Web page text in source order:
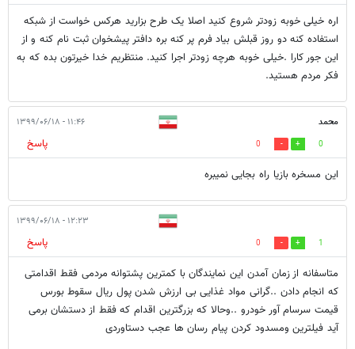
اره خیلی خوبه زودتر شروع کنید اصلا یک طرح بزارید هرکس خواست از شبکه
استفاده کنه دو روز قبلش بیاد فرم پر کنه بره دافتر پیشخوان ثبت نام کنه و از
این جور کارا .خیلی خوبه هرچه زودتر اجرا کنید. منتظریم خدا خیرتون بده که به
فکر مردم هستید.
محمد ۱۱:۴۶ - ۱۳۹۹/۰۶/۱۸
0
0
پاسخ
این مسخره بازیا راه بجایی نمیبره
۱۲:۲۳ - ۱۳۹۹/۰۶/۱۸
1
0
پاسخ
متاسفانه از زمان آمدن این نمایندگان با کمترین پشتوانه مردمی فقط اقدامتی
که انجام دادن ..گرانی مواد غذایی بی ارزش شدن پول ریال سقوط بورس
قیمت سرسام آور خودرو ..وحالا که بزرگترین اقدام که فقط از دستشان برمی
آید فیلترین ومسدود کردن پیام رسان ها عجب دستاوردی